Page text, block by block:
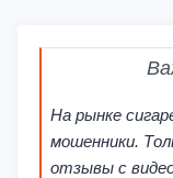
На рынке
мошенники.
отзывы с